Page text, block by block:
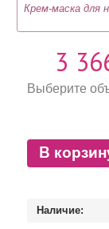
Крем-маска для
3
Выберите
В
Наличие: